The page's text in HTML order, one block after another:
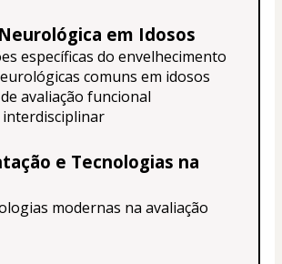
em Idosos
específicas do envelhecimento
comuns em idosos
avaliação funcional
interdisciplinar
e Tecnologias na
modernas na avaliação